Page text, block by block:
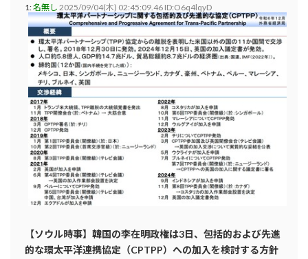
1:名無し 2025/09/04(木) 02:45:09.46 ID:O6q4lqyD
【ソウル時事】韓国の李在明政権は3日、包括的および先進
的な環太平洋連携協定（CPTPP）への加入を検討する方針